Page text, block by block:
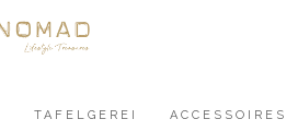
TAFELGEREI ACCESSOIRES